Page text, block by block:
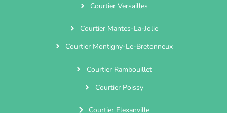
Courtier Versailles
Courtier Mantes-La-Jolie
Courtier Montigny-Le-Bretonneux
Courtier Rambouillet
Courtier Poissy
Courtier Flexanville